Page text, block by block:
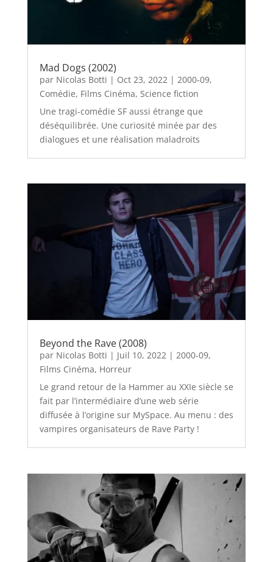
Mad Dogs (2002)
par Nicolas Botti | Oct 23, 2022| 2000-09,
Comédie, Films Cinéma, Science fiction
Une tragi-comédie SF aussi étrange que
déséquilibrée. Une curiosité minée par des
dialogues et une réalisation maladroits
Beyond the Rave (2008)
par Nicolas Botti | Juil 10, 2022| 2000-09,
Films Cinéma, Horreur
Le grand retour de la Hammer au XXIe siècle se
fait par l’intermédiaire d’une web série
diffusée à l’origine sur MySpace. Au menu : des
vampires organisateurs de Rave Party !